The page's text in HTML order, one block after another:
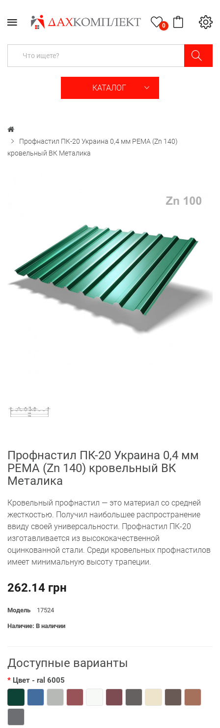
0
КАТАЛОГ
Профнастил ПК-20 Украина 0,4 мм РЕМА (Zn 140)
кровельный ВК Металика
Профнастил ПК-20 Украина 0,4 мм
РЕМА (Zn 140) кровельный ВК
Металика
Кровельный профнастил — это материал со средней
жесткостью. Получил наибольшее распространение
ввиду своей универсальности. Профнастил ПК-20
изготавливается из высококачественной
оцинкованной стали. Среди кровельных профнастилов
имеет минимальную высоту трапеции.
262.14 грн
Модель 17524
Наличие: В наличии
Доступные варианты
Цвет - ral 6005